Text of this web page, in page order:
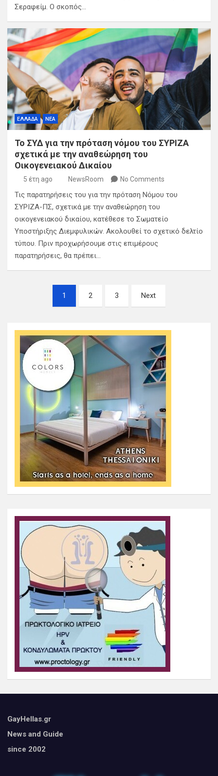
Σεραφείμ. Ο σκοπός…
ΕΛΛΑΔΑ ΝΕΑ
Το ΣΥΔ για την πρόταση νόμου του ΣΥΡΙΖΑ
σχετικά με την αναθεώρηση του
Οικογενειακού Δικαίου
5 έτη ago NewsRoom No Comments
Τις παρατηρήσεις του για την πρόταση Νόμου του
ΣΥΡΙΖΑ-ΠΣ, σχετικά με την αναθεώρηση του
οικογενειακού δικαίου, κατέθεσε το Σωματείο
Υποστήριξης Διεμφυλικών. Ακολουθεί το σχετικό δελτίο
τύπου. Πριν προχωρήσουμε στις επιμέρους
παρατηρήσεις, θα πρέπει…
Σελιδοποίηση
1 2 3 Next
GayHellas.gr
News and Guide
since 2002